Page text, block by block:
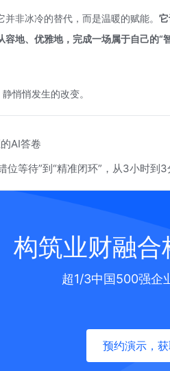
非冰冷的替代，而是温暖的赋能。
地、优雅地，完成一场属于自己的“智
悄悄发生的改变。
AI答卷
位等待”到“精准闭环”，从3小时到3
构筑业财融
超1/3中国500强企
预约演示，